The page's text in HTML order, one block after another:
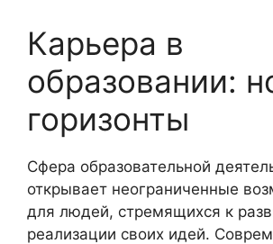
Карьера в
образовании:
горизонты
Сфера образовательной
открывает неограниченные
для людей, стремящихся к
реализации своих идей.